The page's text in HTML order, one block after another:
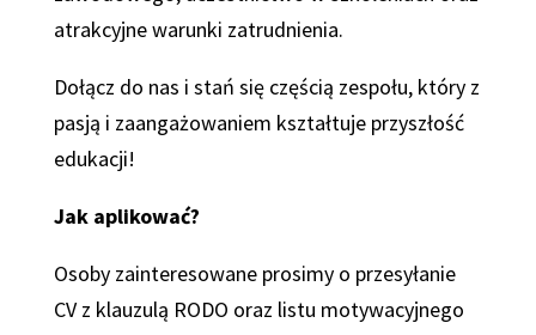
atrakcyjne warunki zatrudnienia.
Dołącz do nas i stań się częścią zespołu, który z
pasją i zaangażowaniem kształtuje przyszłość
edukacji!
Jak aplikować?
Osoby zainteresowane prosimy o przesyłanie
CV z klauzulą RODO oraz listu motywacyjnego